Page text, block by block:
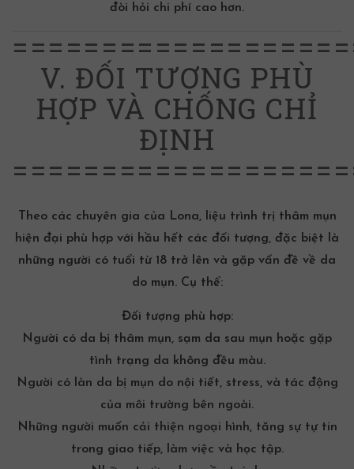
đòi hỏi chi phí cao hơn.
V. ĐỐI TƯỢNG PHÙ
HỢP VÀ CHỐNG CHỈ
ĐỊNH
Theo các chuyên gia của Lona, liệu trình trị thâm mụn
hiện đại phù hợp với hầu hết các đối tượng, đặc biệt là
những người có tuổi từ 18 trở lên và gặp vấn đề về da
do mụn. Cụ thể:
Đối tượng phù hợp:
Người có da bị thâm mụn, sạm da sau mụn hoặc gặp
tình trạng da không đều màu.
Người có làn da bị mụn do nội tiết, stress, và tác động
của môi trường bên ngoài.
Những người muốn cải thiện ngoại hình, tăng sự tự tin
trong giao tiếp, làm việc và học tập.